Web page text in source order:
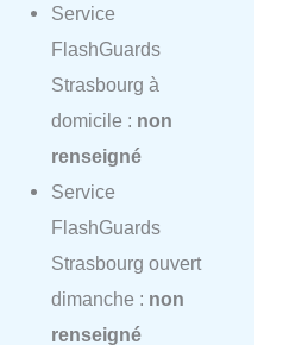
Service
FlashGuards
Strasbourg à
domicile : non
renseigné
Service
FlashGuards
Strasbourg ouvert
dimanche : non
renseigné